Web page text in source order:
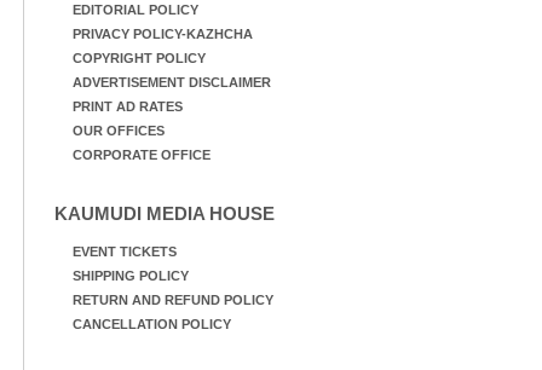
EDITORIAL POLICY
PRIVACY POLICY-KAZHCHA
COPYRIGHT POLICY
ADVERTISEMENT DISCLAIMER
PRINT AD RATES
OUR OFFICES
CORPORATE OFFICE
KAUMUDI MEDIA HOUSE
EVENT TICKETS
SHIPPING POLICY
RETURN AND REFUND POLICY
CANCELLATION POLICY